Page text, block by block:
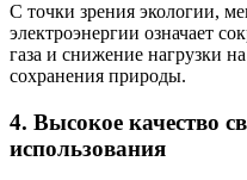
С точки зрения экологии,
электроэнергии означает
газа и снижение нагрузки
сохранения природы.
4. Высокое качество
использования